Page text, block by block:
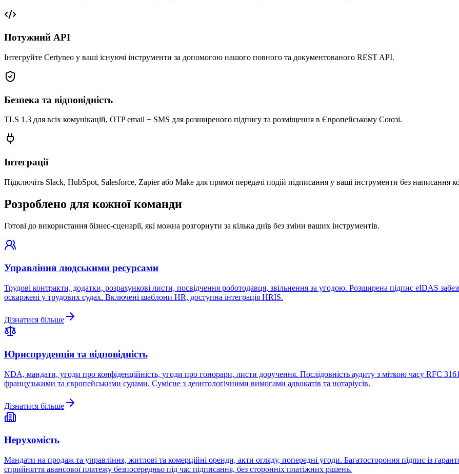
Потужний API
Інтегруйте Certyneo у ваші існуючі інструменти за допомогою нашого повного та документованого REST API.
Безпека та відповідність
TLS 1.3 для всіх комунікацій, OTP email + SMS для розширеного підпису та розміщення в Європейському Союзі.
Інтеграції
Підключіть Slack, HubSpot, Salesforce, Zapier або Make для прямої передачі подій підписання у ваші інструменти без написання
Розроблено для кожної команди
Готові до використання бізнес-сценарії, які можна розгорнути за кілька днів без зміни ваших інструментів.
Управління людськими ресурсами
Трудові контракти, додатки, розрахункові листи, посвідчення роботодавця, звільнення за угодою. Розширена підпис eIDAS
оскаржені у трудових судах. Включені шаблони HR, доступна інтеграція HRIS.
Дізнатися більше
Юриспруденція та відповідність
NDA, мандати, угоди про конфіденційність, угоди про гонорари, листи доручення. Послідовність аудиту з міткою часу RFC
французькими та європейськими судами. Сумісне з деонтологічними вимогами адвокатів та нотаріусів.
Дізнатися більше
Нерухомість
Мандати на продаж та управління, житлові та комерційні оренди, акти огляду, попередні угоди. Багатостороння підпис із
сприйняття авансової платежу безпосередньо під час підписання, без сторонніх платіжних рішень.